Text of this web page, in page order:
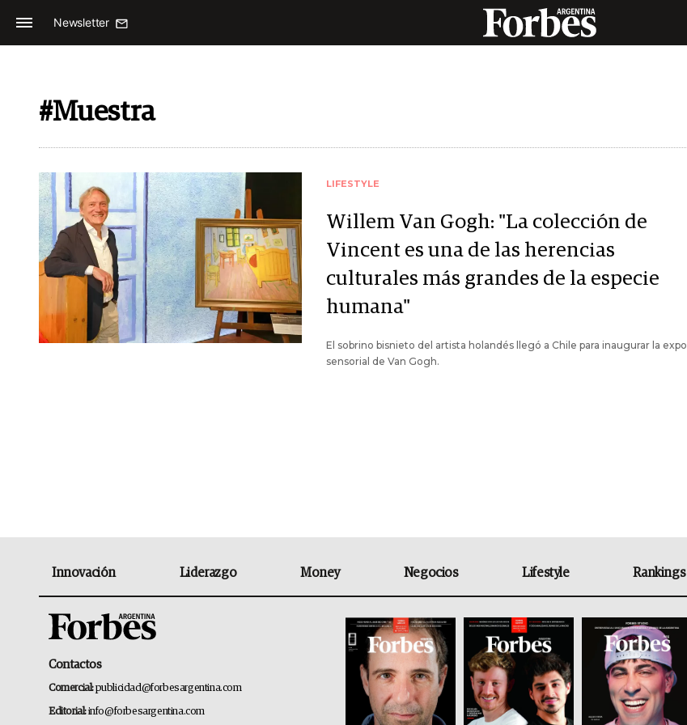
Newsletter
#Muestra
LIFESTYLE
Willem Van Gogh: "La colección de
Vincent es una de las herencias
culturales más grandes de la especie
humana"
El sobrino bisnieto del artista holandés llegó a Chile para inaugurar la expo
sensorial de Van Gogh.
Innovación Liderazgo Money Negocios Lifestyle Rankings
Contactos
Comercial:publicidad@forbesargentina.com
Editorial:info@forbesargentina.com